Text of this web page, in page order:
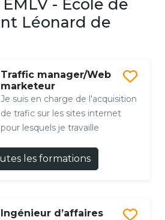
- Ecole de
Léonard de
Traffic manager/Web
marketeur
Je suis en charge de l'acquisition
de trafic sur les sites internet
pour lesquels je travaille
les formations
Ingénieur d’affaires